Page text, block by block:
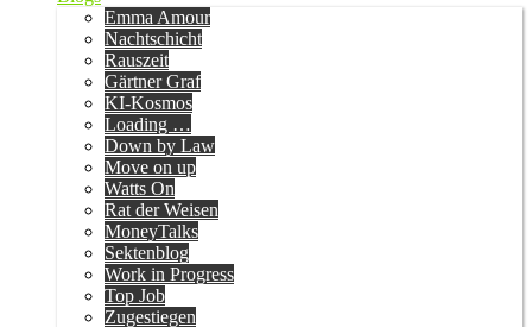
Emma Amour
Nachtschicht
Rauszeit
Gärtner Graf
KI-Kosmos
Loading …
Down by Law
Move on up
Watts On
Rat der Weisen
MoneyTalks
Sektenblog
Work in Progress
Top Job
Zugestiegen